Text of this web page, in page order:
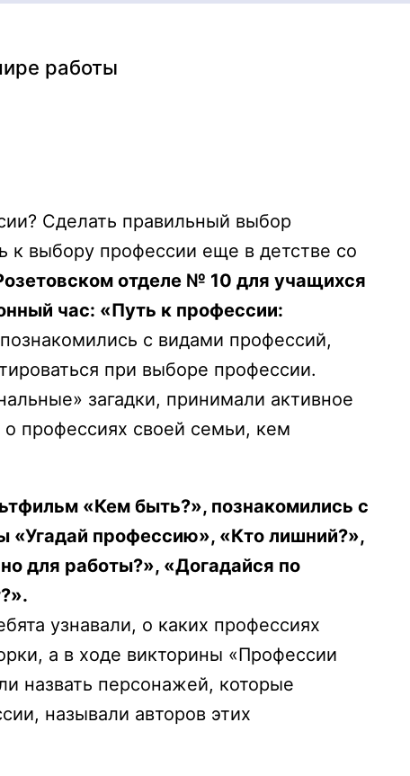
работы
Сделать правильный выбор
к выбору профессии еще в детстве со
отделе № 10 для учащихся
час: «Путь к профессии:
с видами профессий,
при выборе профессии.
загадки, принимали активное
о профессиях своей семьи, кем
«Кем быть?», познакомились с
«Угадай профессию», «Кто лишний?»,
для работы?», «Догадайся по
узнавали, о каких профессиях
а в ходе викторины «Профессии
назвать персонажей, которые
называли авторов этих